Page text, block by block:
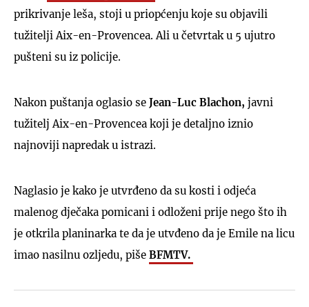
prikrivanje leša, stoji u priopćenju koje su objavili
tužitelji Aix-en-Provencea. Ali u četvrtak u 5 ujutro
pušteni su iz policije.
Nakon puštanja oglasio se Jean-Luc Blachon, javni
tužitelj Aix-en-Provencea koji je detaljno iznio
najnoviji napredak u istrazi.
Naglasio je kako je utvrđeno da su kosti i odjeća
malenog dječaka pomicani i odloženi prije nego što ih
je otkrila planinarka te da je utvđeno da je Emile na licu
imao nasilnu ozljedu, piše BFMTV.